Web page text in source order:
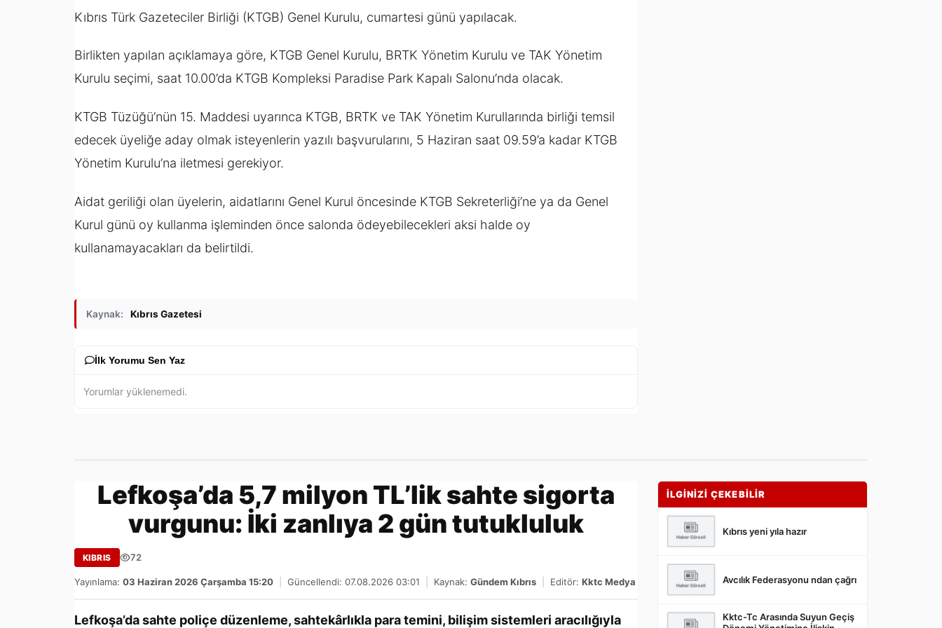
Kıbrıs Türk Gazeteciler Birliği (KTGB) Genel Kurulu, cumartesi günü yapılacak.
Birlikten yapılan açıklamaya göre, KTGB Genel Kurulu, BRTK Yönetim Kurulu ve TAK Yönetim
Kurulu seçimi, saat 10.00’da KTGB Kompleksi Paradise Park Kapalı Salonu’nda olacak.
KTGB Tüzüğü’nün 15. Maddesi uyarınca KTGB, BRTK ve TAK Yönetim Kurullarında birliği temsil
edecek üyeliğe aday olmak isteyenlerin yazılı başvurularını, 5 Haziran saat 09.59’a kadar KTGB
Yönetim Kurulu’na iletmesi gerekiyor.
Aidat geriliği olan üyelerin, aidatlarını Genel Kurul öncesinde KTGB Sekreterliği’ne ya da Genel
Kurul günü oy kullanma işleminden önce salonda ödeyebilecekleri aksi halde oy
kullanamayacakları da belirtildi.
Kaynak: Kıbrıs Gazetesi
İlk Yorumu Sen Yaz
Yorumlar yüklenemedi.
Lefkoşa’da 5,7 milyon TL’lik sahte sigorta
vurgunu: İki zanlıya 2 gün tutukluluk
KIBRIS 72
Yayınlama: 03 Haziran 2026 Çarşamba 15:20 Güncellendi: 07.08.2026 03:01 Kaynak: Gündem Kıbrıs Editör: Kktc Medya
Lefkoşa’da sahte poliçe düzenleme, sahtekârlıkla para temini, bilişim sistemleri aracılığıyla
İLGİNİZİ ÇEKEBİLİR
Kıbrıs yeni yıla hazır
Avcılık Federasyonu ndan çağrı
Kktc-Tc Arasında Suyun Geçiş